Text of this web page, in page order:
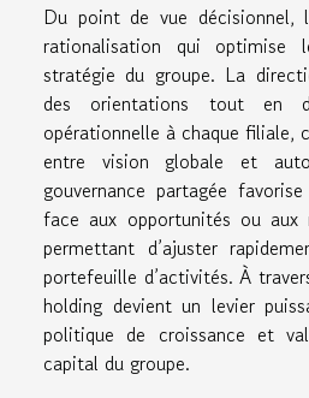
Du point de vue décisionnel,
rationalisation qui optimise
stratégie du groupe. La
des orientations tout en
opérationnelle à chaque filiale,
entre vision globale et
gouvernance partagée
face aux opportunités ou aux
permettant d’ajuster
portefeuille d’activités. À
holding devient un levier
politique de croissance et
capital du groupe.